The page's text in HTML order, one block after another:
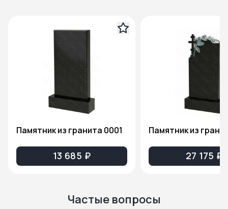
Памятник из гранита 0001
13 685 ₽ 27 175 ₽
Частые вопросы